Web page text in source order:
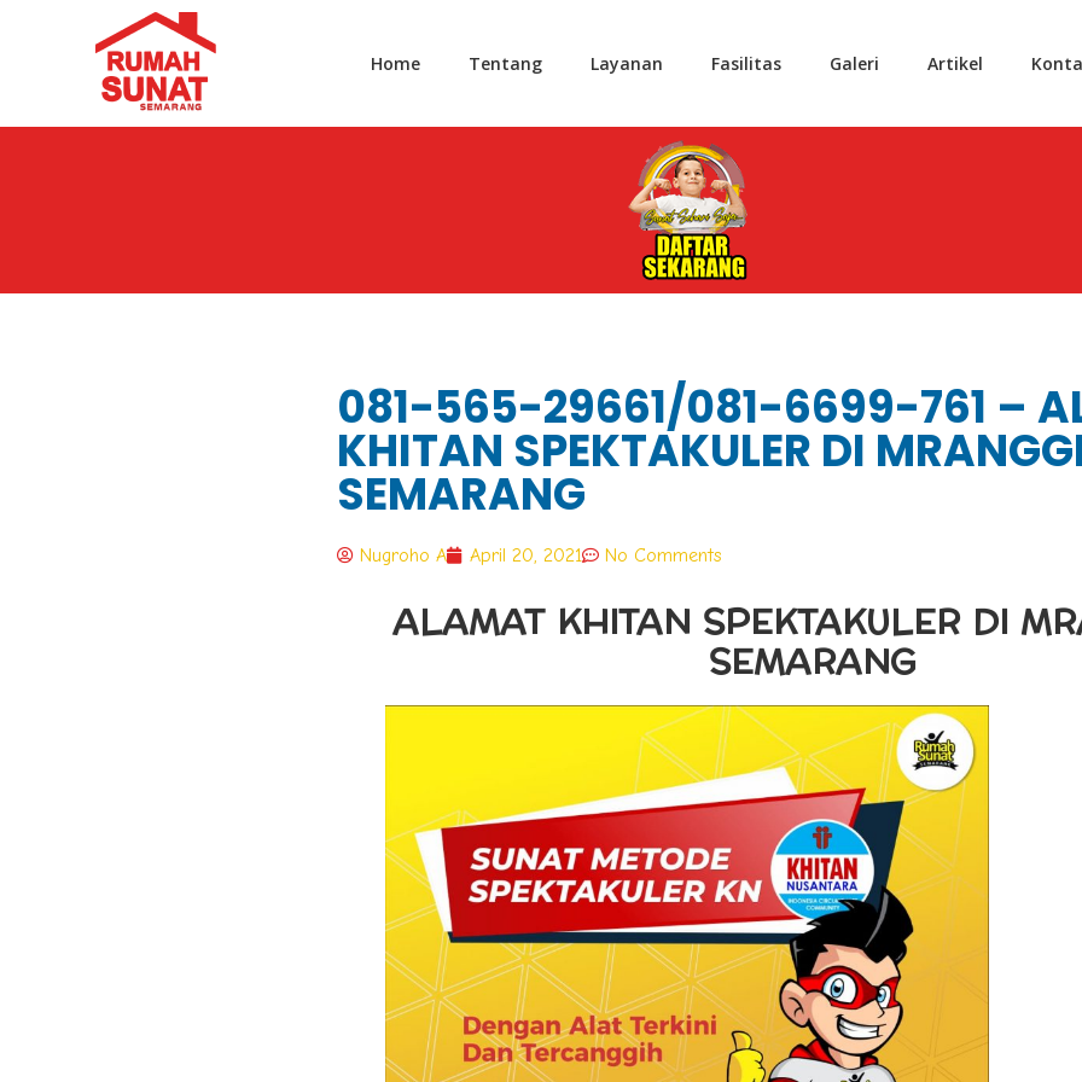
Home Tentang Layanan Fasilitas Galeri Artikel
081-565-29661/081-6699-761 –
KHITAN SPEKTAKULER DI
SEMARANG
Nugroho A April 20, 2021 No Comments
ALAMAT KHITAN SPEKTAKULER DI
SEMARANG